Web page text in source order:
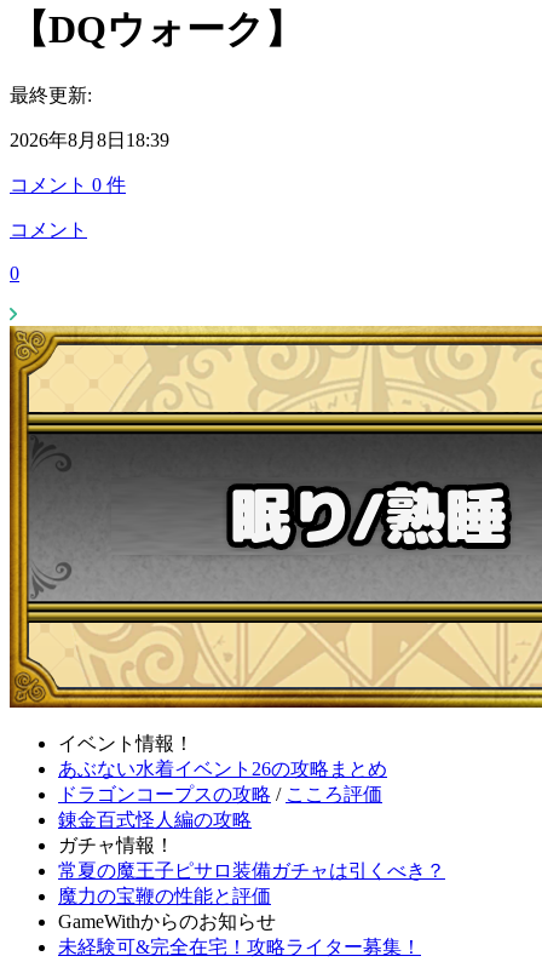
【DQウォーク】
最終更新:
2026年8月8日18:39
コメント 0 件
コメント
0
イベント情報！
あぶない水着イベント26の攻略まとめ
ドラゴンコープスの攻略 / こころ評価
錬金百式怪人編の攻略
ガチャ情報！
常夏の魔王子ピサロ装備ガチャは引くべき？
魔力の宝鞭の性能と評価
GameWithからのお知らせ
未経験可&完全在宅！攻略ライター募集！